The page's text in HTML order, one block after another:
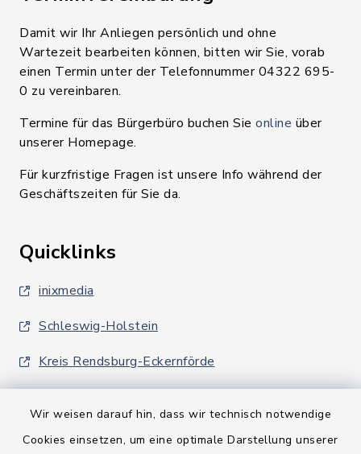
Wir weisen darauf hin, dass wir technisch notwendige
Cookies einsetzen, um eine optimale Darstellung unserer
Damit wir Ihr Anliegen persönlich und ohne
Wartezeit bearbeiten können, bitten wir Sie, vorab
einen Termin unter der Telefonnummer 04322 695-
0 zu vereinbaren.
Termine für das Bürgerbüro buchen Sie online über
unserer Homepage.
Für kurzfristige Fragen ist unsere Info während der
Geschäftszeiten für Sie da.
Quicklinks
inixmedia
Schleswig-Holstein
Kreis Rendsburg-Eckernförde